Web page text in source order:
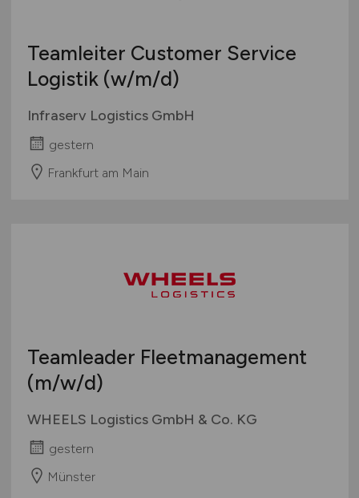
Teamleiter Customer Service
Logistik (w/m/d)
Infraserv Logistics GmbH
gestern
Frankfurt am Main
Teamleader Fleetmanagement
(m/w/d)
WHEELS Logistics GmbH & Co. KG
gestern
Münster